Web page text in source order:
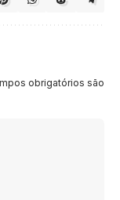
obrigatórios são